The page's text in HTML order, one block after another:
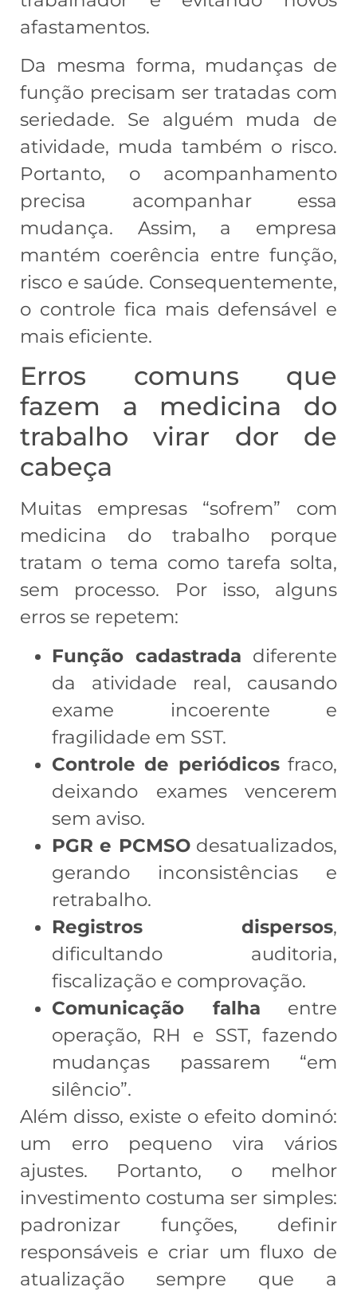
afastamentos.
Da mesma forma, mudanças de
função precisam ser tratadas com
seriedade. Se alguém muda de
atividade, muda também o risco.
Portanto, o acompanhamento
precisa acompanhar essa
mudança. Assim, a empresa
mantém coerência entre função,
risco e saúde. Consequentemente,
o controle fica mais defensável e
mais eficiente.
Erros comuns que
fazem a medicina do
trabalho virar dor de
cabeça
Muitas empresas “sofrem” com
medicina do trabalho porque
tratam o tema como tarefa solta,
sem processo. Por isso, alguns
erros se repetem:
Função cadastrada diferente
da atividade real, causando
exame incoerente e
fragilidade em SST.
Controle de periódicosfraco,
deixando exames vencerem
sem aviso.
PGR e PCMSOdesatualizados,
gerando inconsistências e
retrabalho.
Registros dispersos,
dificultando auditoria,
fiscalização e comprovação.
Comunicação falha entre
operação, RH e SST, fazendo
mudanças passarem “em
silêncio”.
Além disso, existe o efeito dominó:
um erro pequeno vira vários
ajustes. Portanto, o melhor
investimento costuma ser simples:
padronizar funções, definir
responsáveis e criar um fluxo de
atualização sempre que a